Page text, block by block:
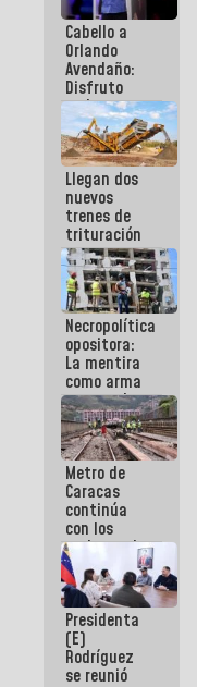
Cabello a
Orlando
Avendaño:
Disfruto
cada vez
que escribes
porque lo
que haces
es
embarrarla
Llegan dos
nuevos
trenes de
trituración
para
optimizar
manejo de
escombros
en La Guaira
Necropolítica
opositora:
La mentira
como arma
contra el
Pueblo
Metro de
Caracas
continúa
con los
trabajos de
mantenimiento
e inspección
en la Línea 2
Presidenta
(E)
Rodríguez
se reunió